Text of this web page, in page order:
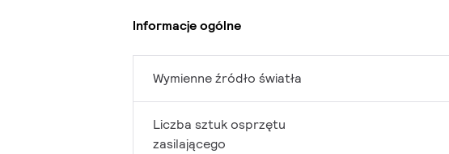
Informacje ogólne
Wymienne źródło światła
Liczba sztuk osprzętu
zasilającego